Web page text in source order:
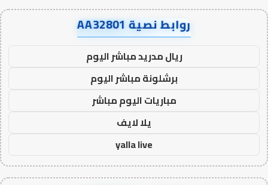
روابط نصية AA32801
ريال مدريد مباشر اليوم
برشلونة مباشر اليوم
مباريات اليوم مباشر
يلا لايف
yalla live